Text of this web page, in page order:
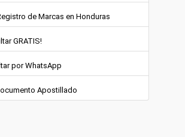
de Marcas en Honduras
GRATIS!
por WhatsApp
Apostillado